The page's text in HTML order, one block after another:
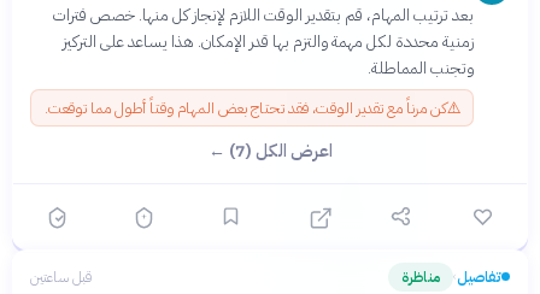
بعد ترتيب المهام، قم بتقدير الوقت اللازم لإنجاز كل منها. خصص فترات
زمنية محددة لكل مهمة والتزم بها قدر الإمكان. هذا يساعد على التركيز
وتجنب المماطلة.
⚠️كن مرناً مع تقدير الوقت، فقد تحتاج بعض المهام وقتاً أطول مما توقعت.
اعرض الكل (7) ←
تفاصيل› مناظرة قبل ساعتين